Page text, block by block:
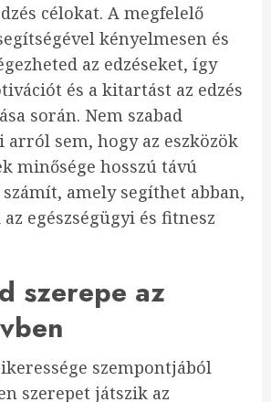
célokat. A megfelelő
kényelmesen és
az edzéseket, így
és a kitartást az edzés
során. Nem szabad
arról sem, hogy az eszközök
minősége hosszú távú
amely segíthet abban,
egészségügyi és fitnesz
szerepe az
szempontjából
szerepet játszik az